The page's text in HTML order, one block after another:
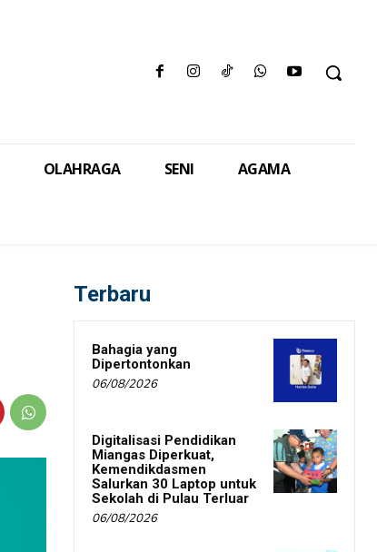
OLAHRAGA SENI AGAMA
Terbaru
Bahagia yang
Dipertontonkan
06/08/2026
Digitalisasi Pendidikan
Miangas Diperkuat,
Kemendikdasmen
Salurkan 30 Laptop untuk
Sekolah di Pulau Terluar
06/08/2026